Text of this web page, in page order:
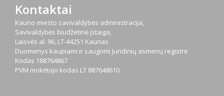
Kontaktai
Kauno miesto savivaldybės administracija,
Savivaldybės biudžetinė įstaiga,
Laisvės al. 96, LT-44251 Kaunas
Duomenys kaupiami ir saugomi Juridinių asmenų registre
Kodas 188764867
PVM mokėtojo kodas LT 887648610